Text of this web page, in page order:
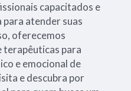
capacitados e
atender suas
oferecemos
para
e emocional de
e descubra por